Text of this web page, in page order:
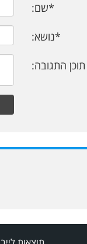
*שם:
*נושא:
תוכן התגובה: